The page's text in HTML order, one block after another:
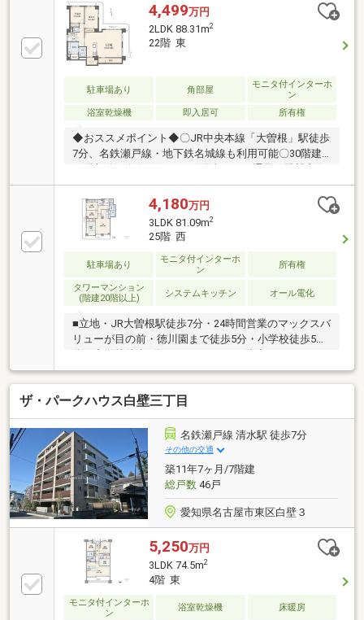
4,499万円
2LDK 88.31m2
22階 東
駐車場あり 角部屋
モニタ付インターホ
ン
浴室乾燥機
即入居可 所有権
◆おススメポイント◆〇JR中央本線「大曽根」駅徒歩
7分、名鉄瀬戸線・地下鉄名城線も利用可能〇30階建
〇専有面積88.31㎡、LDK約18帖のゆとりある2LDK〇
25.80㎡の広々バルコニー〇パントリーや全居室収納な
ど収納充実〇2021年フルリフォーム履歴あり、2026年
7月ハウスクリーニング実施◆利便性の高い住環境◆
内〇明倫小学校徒歩6分、桜丘中学校徒歩12分〇コン
ビニ・郵便局も徒歩4分圏内〇24時間有人管理、ゲス
トルーム・キッズルームなど共用施設も充実
4,180万円
3LDK 81.09m2
25階 西
駐車場あり
モニタ付インターホ
ン
所有権
タワーマンション
(階建20階以上)
システムキッチン オール電化
■立地・JR大曽根駅徒歩7分・24時間営業のマックスバ
リューが目の前・徳川園まで徒歩5分・小学校徒歩5
ンション・各階ゴミ出しスペースあり・ダブルオート
ロックでセキュリティ充実・全戸分の自走式駐車場完
備・敷地内に公園や広場もあります・キッズルームや
ゲストルームあり・コンシェルジュサービスあり・直
近で大規模修繕実施済み■専有部分・25階角部屋につ
き、採光・通風・眺望良好・北西向きのため、名古屋
駅側の都心部を見渡せます。・3LDK81.09㎡で使いや
すい間取りです。・室内リフォーム履歴あり
ザ・パークハウス白壁三丁目
名鉄瀬戸線 清水駅 徒歩7分
その他の交通
築11年7ヶ月/7階建
総戸数46戸
愛知県名古屋市東区白壁３
5,250万円
3LDK 74.5m2
4階 東
モニタ付インターホ
ン
浴室乾燥機 床暖房